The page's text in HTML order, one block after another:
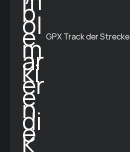
GPX Track der Strecke